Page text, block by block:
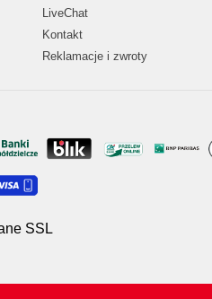
LiveChat
Kontakt
Reklamacje i zwroty
SSL